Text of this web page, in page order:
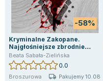
Anna Prus (oprac.)
Nela Mała Reporterka
Agnieszka Maciąg
Barbara Wrzesińska
Terry Pratchett
Virginia Woolf
-58%
Kryminalne Zakopane.
Najgłośniejsze zbrodnie
Podhala
Beata Sabała-Zielińska
0.0
Broszurowa Pakujemy 10.08